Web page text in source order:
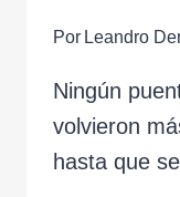
Por Leandro
Ningún
volvieron
hasta que